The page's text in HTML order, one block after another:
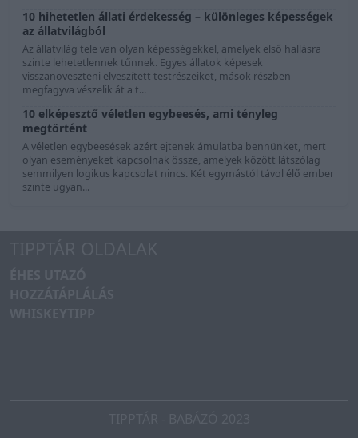
10 hihetetlen állati érdekesség – különleges képességek
az állatvilágból
Az állatvilág tele van olyan képességekkel, amelyek első hallásra
szinte lehetetlennek tűnnek. Egyes állatok képesek
visszanöveszteni elveszített testrészeiket, mások részben
megfagyva vészelik át a t...
10 elképesztő véletlen egybeesés, ami tényleg
megtörtént
A véletlen egybeesések azért ejtenek ámulatba bennünket, mert
olyan eseményeket kapcsolnak össze, amelyek között látszólag
semmilyen logikus kapcsolat nincs. Két egymástól távol élő ember
szinte ugyan...